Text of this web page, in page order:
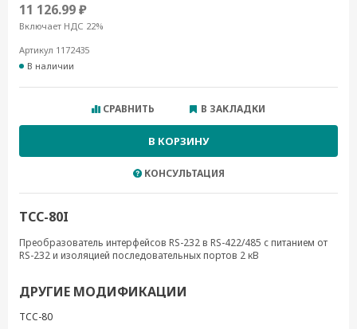
11 126.99 ₽
Включает НДС 22%
Артикул 1172435
В наличии
СРАВНИТЬ В ЗАКЛАДКИ
В КОРЗИНУ
КОНСУЛЬТАЦИЯ
TCC-80I
Преобразователь интерфейсов RS-232 в RS-422/485 с питанием от
RS-232 и изоляцией последовательных портов 2 кВ
ДРУГИЕ МОДИФИКАЦИИ
TCC-80